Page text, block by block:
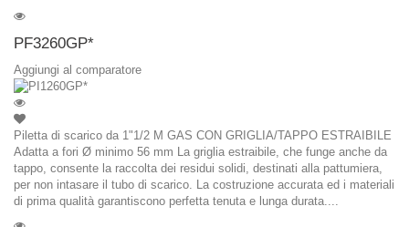
PF3260GP*
Aggiungi al comparatore
Piletta di scarico da 1"1/2 M GAS CON GRIGLIA/TAPPO ESTRAIBILE
Adatta a fori Ø minimo 56 mm La griglia estraibile, che funge anche da
tappo, consente la raccolta dei residui solidi, destinati alla pattumiera,
per non intasare il tubo di scarico. La costruzione accurata ed i materiali
di prima qualità garantiscono perfetta tenuta e lunga durata....